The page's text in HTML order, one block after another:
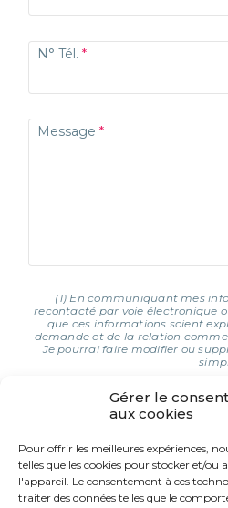
Gérer le
aux cookies
Pour offrir les meilleures expériences,
telles que les cookies pour stocker et/
l'appareil. Le consentement à ces
traiter des données telles que le
N° Tél.
Message
(1) En communiquant mes
recontacté par voie électronique
que ces informations soient
demande et de la relation
Je pourrai faire modifier ou
J'AI COMPRIS ET J'ACCEPTE (1)
9 Rue d’Italie
68310 Wittelsheim